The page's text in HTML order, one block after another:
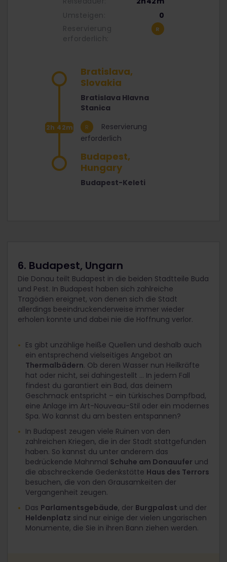
Umsteigen:
0
Reservierung
erforderlich:
Bratislava,
Slovakia
Bratislava Hlavna
Stanica
2h 42m
Reservierung
erforderlich
Budapest,
Hungary
Budapest-Keleti
6. Budapest, Ungarn
Die Donau teilt Budapest in die beiden Stadtteile Buda
und Pest. In Budapest haben sich zahlreiche
Tragödien ereignet, von denen sich die Stadt
allerdings beeindruckenderweise immer wieder
erholen konnte und dabei nie die Hoffnung verlor.
Es gibt unzählige heiße Quellen und deshalb auch
ein entsprechend vielseitiges Angebot an
Thermalbädern. Ob deren Wasser nun Heilkräfte
hat oder nicht, sei dahingestellt ... In jedem Fall
findest du garantiert ein Bad, das deinem
Geschmack entspricht – ein türkisches Dampfbad,
eine Anlage im Art-Nouveau-Stil oder ein modernes
Spa. Wo kannst du am besten entspannen?
In Budapest zeugen viele Ruinen von den
zahlreichen Kriegen, die in der Stadt stattgefunden
haben. So kannst du unter anderem das
bedrückende Mahnmal Schuhe am Donauufer und
die abschreckende Gedenkstätte Haus des Terrors
besuchen, die von den Grausamkeiten der
Vergangenheit zeugen.
Das Parlamentsgebäude, der Burgpalast und der
Heldenplatz sind nur einige der vielen ungarischen
Monumente, die Sie in ihren Bann ziehen werden.